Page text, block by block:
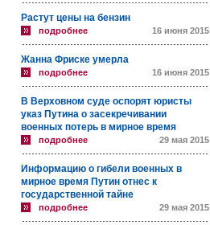
Растут цены на бензин
подробнее 16 июня 2015
Жанна Фриске умерла
подробнее 16 июня 2015
В Верховном суде оспорят юристы
указ Путина о засекречивании
военных потерь в мирное время
подробнее 29 мая 2015
Информацию о гибели военных в
мирное время Путин отнес к
государственной тайне
подробнее 29 мая 2015